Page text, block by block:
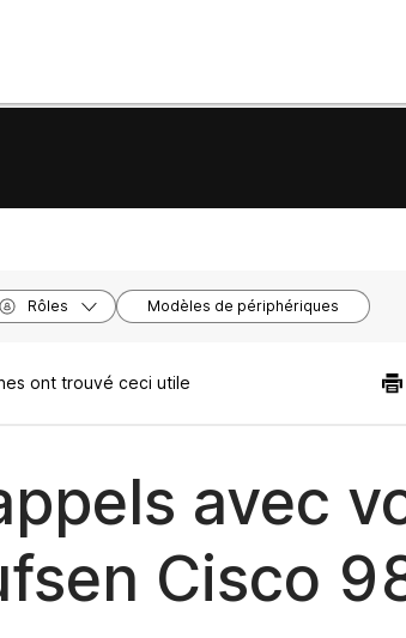
Rôles Modèles de périphériques
ont trouvé ceci utile
avec
Cisco